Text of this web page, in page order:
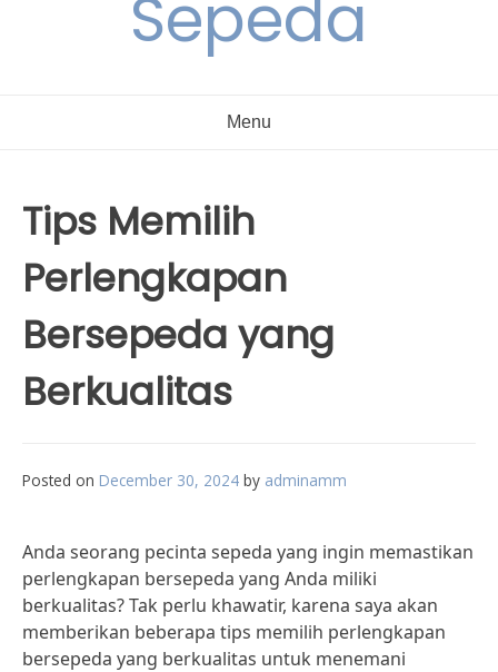
Sepeda
Menu
Tips Memilih
Perlengkapan
Bersepeda yang
Berkualitas
Posted on December 30, 2024 by adminamm
Anda seorang pecinta sepeda yang ingin memastikan
perlengkapan bersepeda yang Anda miliki
berkualitas? Tak perlu khawatir, karena saya akan
memberikan beberapa tips memilih perlengkapan
bersepeda yang berkualitas untuk menemani